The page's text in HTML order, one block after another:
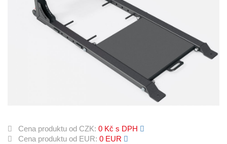
Cena produktu od CZK: 0 Kč s DPH
Cena produktu od EUR: 0 EUR